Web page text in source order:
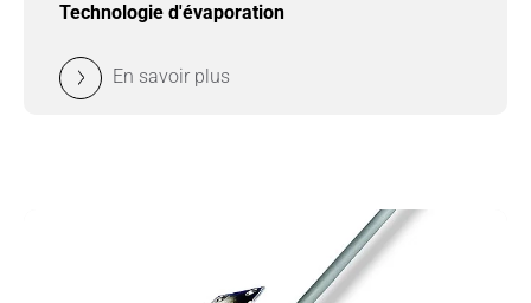
Technologie d'évaporation
En savoir plus